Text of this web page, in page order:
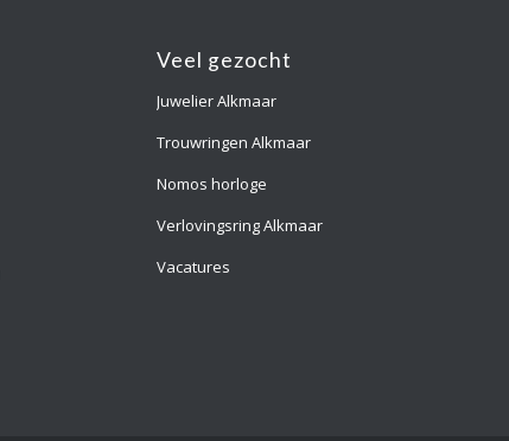
Veel gezocht
Juwelier Alkmaar
Trouwringen Alkmaar
Nomos horloge
Verlovingsring Alkmaar
Vacatures